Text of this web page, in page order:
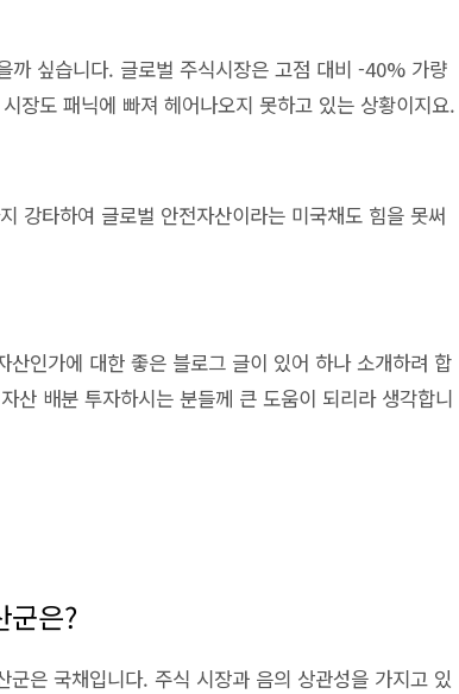
까 싶습니다. 글로벌 주식시장은 고점 대비 -40% 가량
장도 패닉에 빠져 헤어나오지 못하고 있는 상황이지요.
강타하여 글로벌 안전자산이라는 미국채도 힘을 못써
인가에 대한 좋은 블로그 글이 있어 하나 소개하려 합
배분 투자하시는 분들께 큰 도움이 되리라 생각합니
군은?
은 국채입니다. 주식 시장과 음의 상관성을 가지고 있